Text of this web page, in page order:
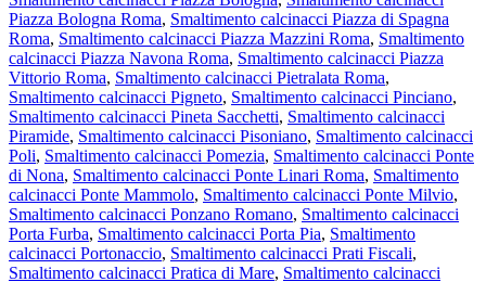
Piazza Bologna Roma, Smaltimento calcinacci Piazza di Spagna
Roma, Smaltimento calcinacci Piazza Mazzini Roma, Smaltimento
calcinacci Piazza Navona Roma, Smaltimento calcinacci Piazza
Vittorio Roma, Smaltimento calcinacci Pietralata Roma,
Smaltimento calcinacci Pigneto, Smaltimento calcinacci Pinciano,
Smaltimento calcinacci Pineta Sacchetti, Smaltimento calcinacci
Piramide, Smaltimento calcinacci Pisoniano, Smaltimento calcinacci
Poli, Smaltimento calcinacci Pomezia, Smaltimento calcinacci Ponte
di Nona, Smaltimento calcinacci Ponte Linari Roma, Smaltimento
calcinacci Ponte Mammolo, Smaltimento calcinacci Ponte Milvio,
Smaltimento calcinacci Ponzano Romano, Smaltimento calcinacci
Porta Furba, Smaltimento calcinacci Porta Pia, Smaltimento
calcinacci Portonaccio, Smaltimento calcinacci Prati Fiscali,
Smaltimento calcinacci Pratica di Mare, Smaltimento calcinacci